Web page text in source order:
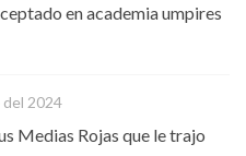
en academia umpires
del 2024
Medias Rojas que le trajo